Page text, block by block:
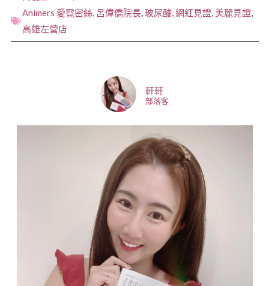
Animers 愛霓密絲 呂偉僑院長, 玻尿酸, 網紅見證, 美麗見證,
高雄左營店
軒軒
部落客